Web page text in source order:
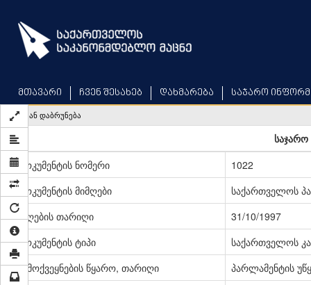
main
content
მთავარი ჩვენ შესახებ დახმარება საჯარო
უკან დაბრუნება
საჯარო
დოკუმენტის ნომერი
1022
დოკუმენტის მიმღები
საქართველოს
მიღების თარიღი
31/10/1997
დოკუმენტის ტიპი
საქართველოს
გამოქვეყნების წყარო, თარიღი
პარლამენტის